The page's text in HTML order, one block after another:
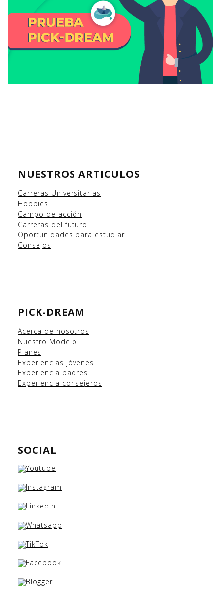
NUESTROS ARTICULOS
Carreras Universitarias
Hobbies
Campo de acción
Carreras del futuro
Oportunidades para estudiar
Consejos
PICK-DREAM
Acerca de nosotros
Nuestro Modelo
Planes
Experiencias jóvenes
Experiencia padres
Experiencia consejeros
SOCIAL